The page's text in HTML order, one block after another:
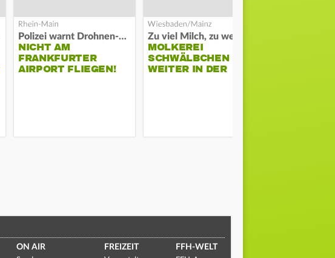
Polizei warnt Drohnen-Besitzer
NICHT AM
FRANKFURTER
AIRPORT FLIEGEN!
MOLKEREI
SCHWÄLBCHEN
WEITER IN DER
ON AIR FREIZEIT FFH-WELT